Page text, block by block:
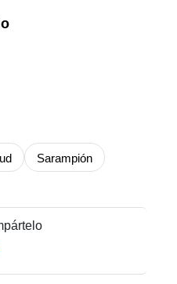
Sarampión